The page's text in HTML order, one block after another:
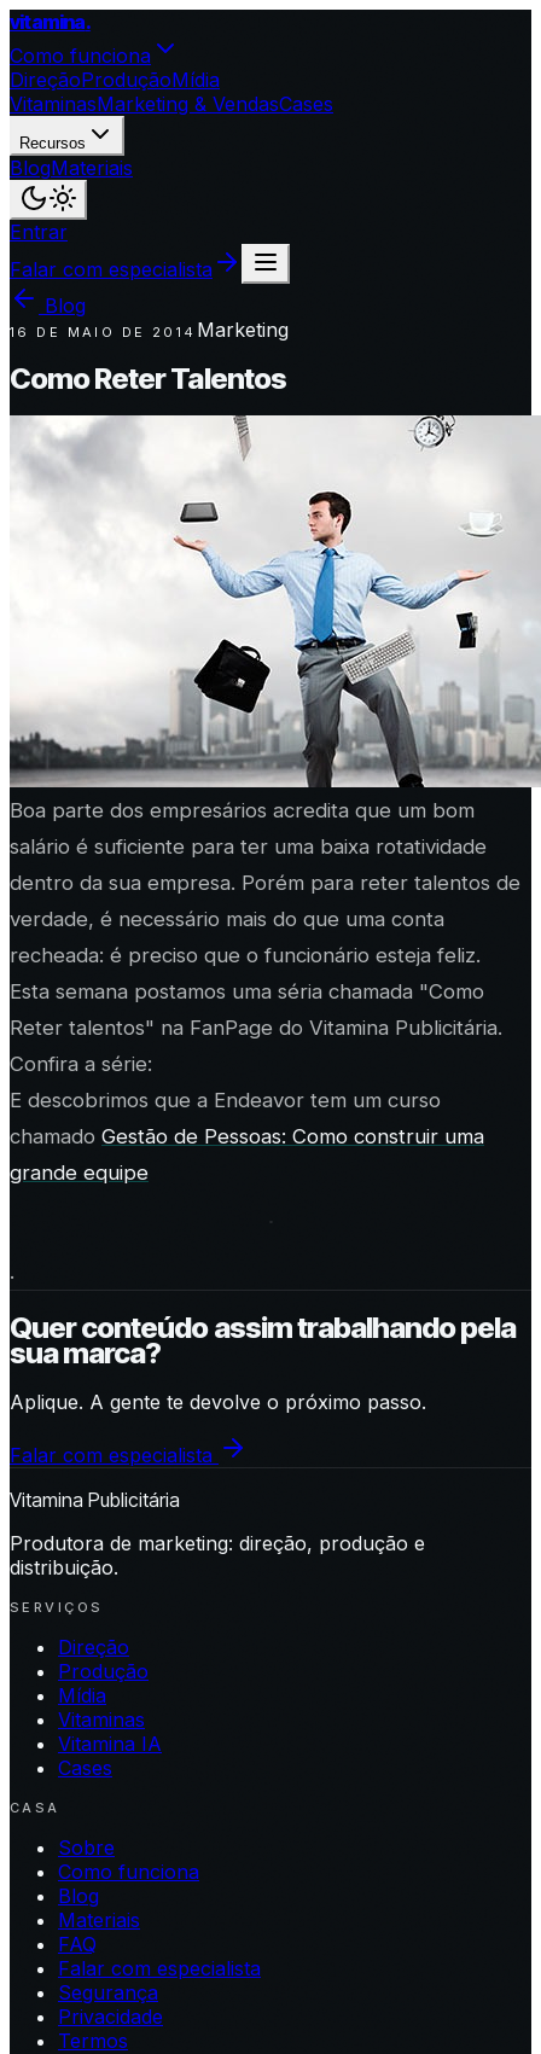
vitamina.
Como funciona
DireçãoProduçãoMídia
VitaminasMarketing & VendasCases
Recursos
BlogMateriais
Entrar
Falar com especialista
Blog
16 DE MAIO DE 2014 Marketing
Como Reter Talentos
Boa parte dos empresários acredita que um bom
salário é suficiente para ter uma baixa rotatividade
dentro da sua empresa. Porém para reter talentos de
verdade, é necessário mais do que uma conta
recheada: é preciso que o funcionário esteja feliz.
Esta semana postamos uma séria chamada "Como
Reter talentos" na FanPage do Vitamina Publicitária.
Confira a série:
E descobrimos que a Endeavor tem um curso
chamado Gestão de Pessoas: Como construir uma
grande equipe
.
Quer conteúdo assim trabalhando pela
sua marca?
Aplique. A gente te devolve o próximo passo.
Falar com especialista
Vitamina Publicitária
Produtora de marketing: direção, produção e
distribuição.
SERVIÇOS
Direção
Produção
Mídia
Vitaminas
Vitamina IA
Cases
CASA
Sobre
Como funciona
Blog
Materiais
FAQ
Falar com especialista
Segurança
Privacidade
Termos